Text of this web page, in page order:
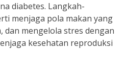
diabetes. Langkah-
menjaga pola makan yang
mengelola stres dengan
kesehatan reproduksi